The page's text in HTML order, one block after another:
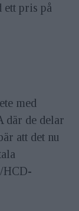
ett pris på
med
där de delar
att det nu
HCD-